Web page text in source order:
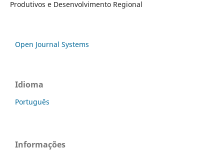
Produtivos e Desenvolvimento Regional
Open Journal Systems
Idioma
Português
Informações